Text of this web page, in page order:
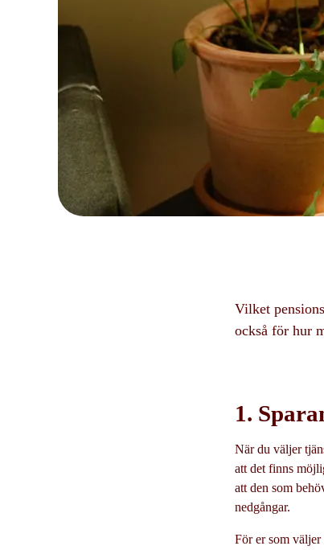
Vilket
också för hur
1.
När du väljer
att det finns
att den som
nedgångar.
För er som